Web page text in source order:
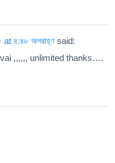
at ৪:৪৮ অপরাহ্ণ said:
,,,,,, unlimited thanks….